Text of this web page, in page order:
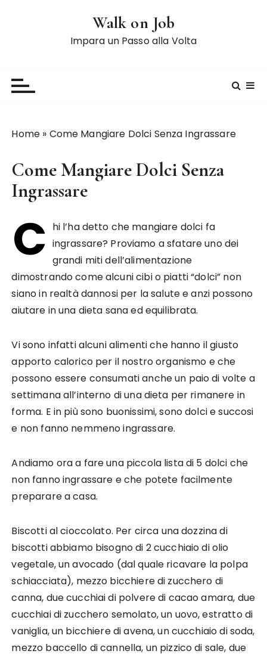
Walk on Job
Impara un Passo alla Volta
Home » Come Mangiare Dolci Senza Ingrassare
Come Mangiare Dolci Senza
Ingrassare
C hi l’ha detto che mangiare dolci fa
ingrassare? Proviamo a sfatare uno dei
grandi miti dell’alimentazione
dimostrando come alcuni cibi o piatti “dolci” non
siano in realtà dannosi per la salute e anzi possono
aiutare in una dieta sana ed equilibrata.
Vi sono infatti alcuni alimenti che hanno il giusto
apporto calorico per il nostro organismo e che
possono essere consumati anche un paio di volte a
settimana all’interno di una dieta per rimanere in
forma. E in più sono buonissimi, sono dolci e succosi
e non fanno nemmeno ingrassare.
Andiamo ora a fare una piccola lista di 5 dolci che
non fanno ingrassare e che potete facilmente
preparare a casa.
Biscotti al cioccolato. Per circa una dozzina di
biscotti abbiamo bisogno di 2 cucchiaio di olio
vegetale, un avocado (dal quale ricavare la polpa
schiacciata), mezzo bicchiere di zucchero di
canna, due cucchiai di polvere di cacao amara, due
cucchiai di zucchero semolato, un uovo, estratto di
vaniglia, un bicchiere di avena, un cucchiaio di soda,
mezzo baccello di cannella, un pizzico di sale, due